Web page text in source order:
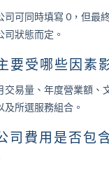
司可同時填寫 0，但最
司狀態而定。
要受哪些因素
交易量、年度營業額、
及所選服務組合。
司費用是否包